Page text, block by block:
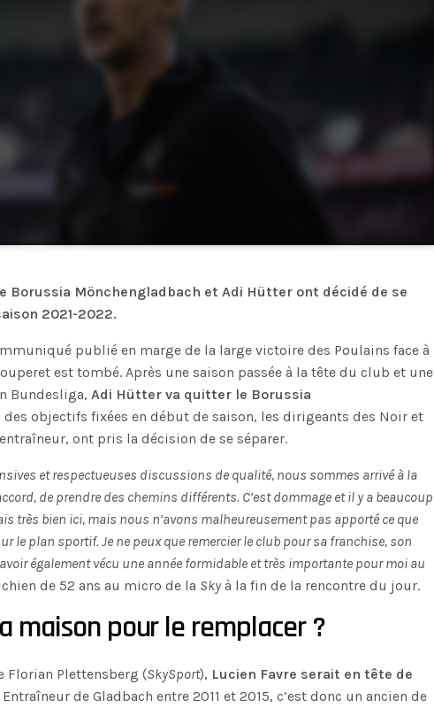
Borussia Mönchengladbach et Adi Hütter ont décidé de se
2021-2022.
publié en marge de la large victoire des Poulains face à
est tombé. Après une saison passée à la tête du club et une
Bundesliga, Adi Hütter va quitter le Borussia
des objectifs fixées en début de saison, les dirigeants des Noir et
ont pris la décision de se séparer.
et respectueuses discussions de qualité, nous sommes arrivé à la
de prendre des chemins différents. C’est dommage et il y a beaucoup
très bien ici, mais nous n’avons malheureusement pas apporté ce que
le plan sportif. Je ne peux que remercier le club pour sa franchise, son
également vécu une année formidable et très importante pour moi au
de 52 ans au micro de la Skyà la fin de la rencontre du jour.
maison pour le remplacer ?
Florian Plettensberg (SkySport), Lucien Favre serait en tête de
Entraîneur de Gladbach entre 2011 et 2015, c’est donc un ancien de